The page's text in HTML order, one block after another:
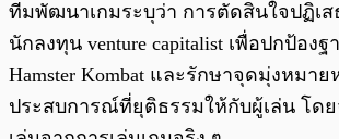
ทีมพัฒนาเกมระบุว่า การตัดสินใจปฏิเส
นักลงทุน venture capitalist เพื่อปกป้องฐ
Hamster Kombat และรักษาจุดมุ่งหมา
ประสบการณ์ที่ยุติธรรมให้กับผู้เล่น โดย